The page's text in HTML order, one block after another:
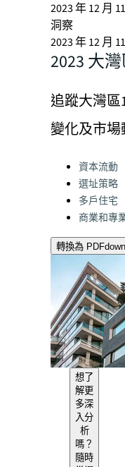
2023 年 12 月
洞察
2023 年 12 月
2023 大
追蹤大灣區
變化及市場
Categories:
資本流動
選址策略
多戶住宅
商業和專
轉換為 PDF
想了
解更
多深
入分
析
嗎？
隨時